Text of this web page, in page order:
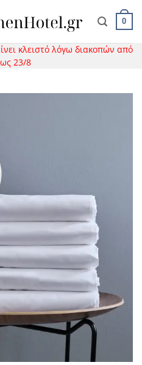
0
κλειστό λόγω διακοπών από
23/8